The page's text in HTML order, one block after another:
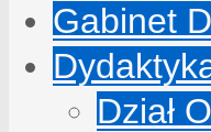
Gabinet
Dział